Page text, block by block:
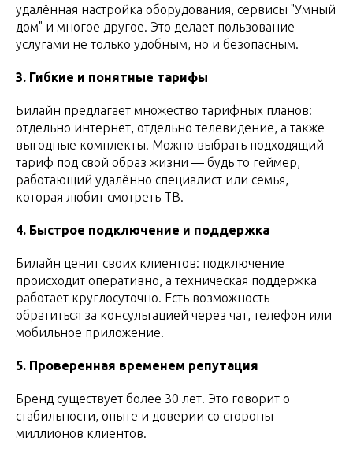
удалённая настройка оборудования, сервисы "Умный
дом" и многое другое. Это делает пользование
услугами не только удобным, но и безопасным.
3. Гибкие и понятные тарифы
Билайн предлагает множество тарифных планов:
отдельно интернет, отдельно телевидение, а также
выгодные комплекты. Можно выбрать подходящий
тариф под свой образ жизни — будь то геймер,
работающий удалённо специалист или семья,
которая любит смотреть ТВ.
4. Быстрое подключение и поддержка
Билайн ценит своих клиентов: подключение
происходит оперативно, а техническая поддержка
работает круглосуточно. Есть возможность
обратиться за консультацией через чат, телефон или
мобильное приложение.
5. Проверенная временем репутация
Бренд существует более 30 лет. Это говорит о
стабильности, опыте и доверии со стороны
миллионов клиентов.